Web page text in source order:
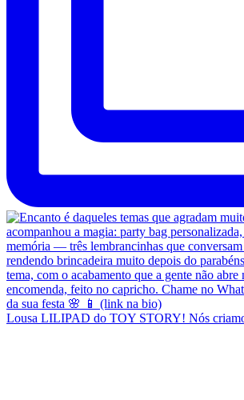
Lousa LILIPAD do TOY STORY! Nós